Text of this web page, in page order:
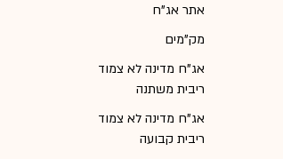
אתר אג"ח
מק"מים
אג"ח מדינה לא צמוד
ריבית משתנה
אג"ח מדינה לא צמוד
ריבית קבועה